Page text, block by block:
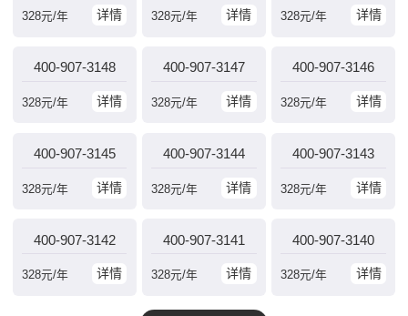
详情
328元/年 详情
328元/年 详情
328元/年
400-907-3148
详情
328元/年
400-907-3147
详情
328元/年
400-907-3146
详情
328元/年
400-907-3145
详情
328元/年
400-907-3144
详情
328元/年
400-907-3143
详情
328元/年
400-907-3142
详情
328元/年
400-907-3141
详情
328元/年
400-907-3140
详情
328元/年